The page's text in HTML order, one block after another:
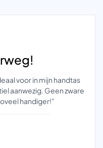
voor in mijn handtas
aanwezig. Geen zware
handiger!”